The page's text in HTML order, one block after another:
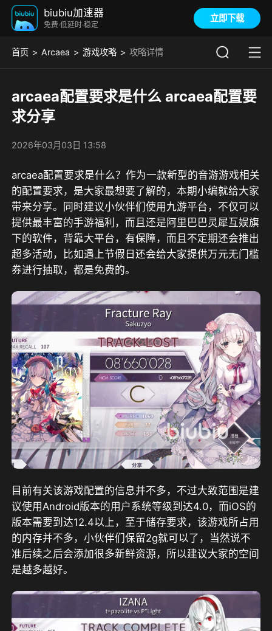
biubiu加速器
免费·低延时·稳定
立即下载
首页 Arcaea 游戏攻略 攻略详情
arcaea配置要求是什么 arcaea配置要
求分享
2026年03月03日 13:58
arcaea配置要求是什么？作为一款新型的音游游戏相关
的配置要求，是大家最想要了解的，本期小编就给大家
带来分享。 同时建议小伙伴们使用九游平台，不仅可以
提供最丰富的手游福利，而且还是阿里巴巴灵犀互娱旗
下的软件，背靠大平台，有保障，而且不定期还会推出
超多活动，比如遇上节假日还会给大家提供万元无门槛
券进行抽取，都是免费的。
目前有关该游戏配置的信息并不多，不过大致范围是建
议使用Android版本的用户系统等级到达4.0，而iOS的
版本需要到达12.4以上，至于储存要求，该游戏所占用
的内存并不多，小伙伴们保留2g就可以了，当然说不
准后续之后会添加很多新鲜资源，所以建议大家的空间
是越多越好。